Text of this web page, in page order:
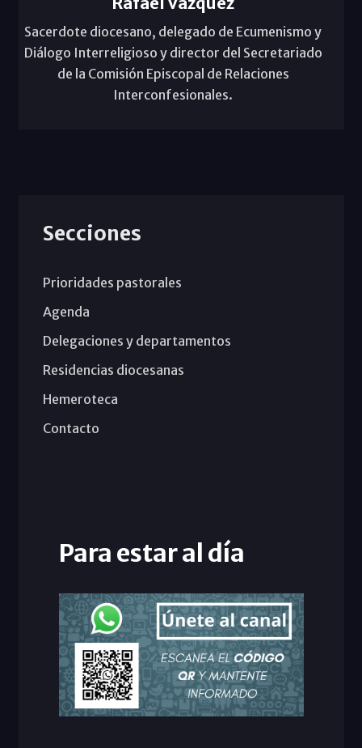
Sacerdote diocesano, delegado de Ecumenismo y
Diálogo Interreligioso y director del Secretariado
de la Comisión Episcopal de Relaciones
Interconfesionales.
Secciones
Prioridades pastorales
Agenda
Delegaciones y departamentos
Residencias diocesanas
Hemeroteca
Contacto
Para estar al día